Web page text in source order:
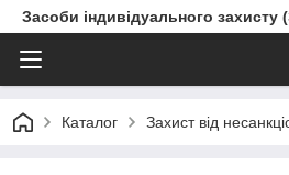
Засоби індивідуального захисту
Каталог Захист від